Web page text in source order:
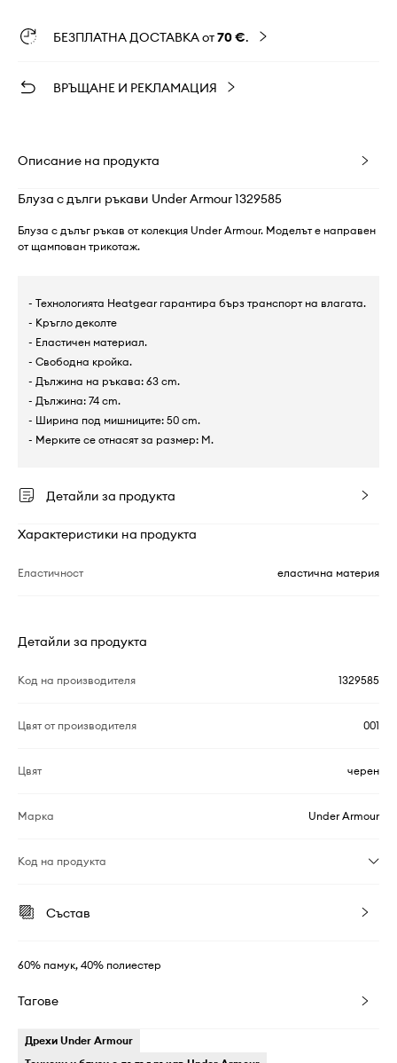
БЕЗПЛАТНА ДОСТАВКА от70 €.
ВРЪЩАНЕ И РЕКЛАМАЦИЯ
Описание на продукта
Блуза с дълги ръкави Under Armour 1329585
Блуза с дълъг ръкав от колекция Under Armour. Моделът е направен
от щампован трикотаж.
- Технологията Heatgear гарантира бърз транспорт на влагата.
- Кръгло деколте
- Еластичен материал.
- Свободна кройка.
- Дължина на ръкава: 63 cm.
- Дължина: 74 cm.
- Ширина под мишниците: 50 cm.
- Мерките се отнасят за размер: M.
Детайли за продукта
Характеристики на продукта
Еластичност еластична материя
Детайли за продукта
Код на производителя 1329585
Цвят от производителя 001
Цвят черен
Марка Under Armour
Код на продукта
Състав
60% памук, 40% полиестер
Тагове
Дрехи Under Armour